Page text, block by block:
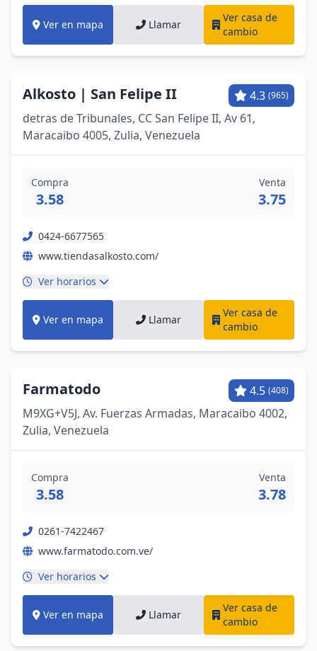
Ver en mapa Llamar
Ver casa de
cambio
Alkosto | San Felipe II 4.3 (965)
detras de Tribunales, CC San Felipe II, Av 61,
Maracaibo 4005, Zulia, Venezuela
Compra
3.58
Venta
3.75
0424-6677565
www.tiendasalkosto.com/
Ver horarios
Ver en mapa Llamar
Ver casa de
cambio
Farmatodo 4.5 (408)
M9XG+V5J, Av. Fuerzas Armadas, Maracaibo 4002,
Zulia, Venezuela
Compra
3.58
Venta
3.78
0261-7422467
www.farmatodo.com.ve/
Ver horarios
Ver en mapa Llamar
Ver casa de
cambio